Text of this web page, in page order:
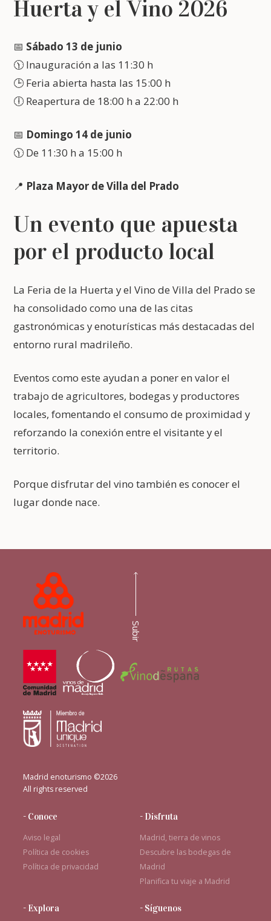
Huerta y el Vino 2026
📅 Sábado 13 de junio
🕦 Inauguración a las 11:30 h
🕒 Feria abierta hasta las 15:00 h
🕕 Reapertura de 18:00 h a 22:00 h
📅 Domingo 14 de junio
🕦 De 11:30 h a 15:00 h
📍 Plaza Mayor de Villa del Prado
Un evento que apuesta
por el producto local
La Feria de la Huerta y el Vino de Villa del Prado se
ha consolidado como una de las citas
gastronómicas y enoturísticas más destacadas del
entorno rural madrileño.
Eventos como este ayudan a poner en valor el
trabajo de agricultores, bodegas y productores
locales, fomentando el consumo de proximidad y
reforzando la conexión entre el visitante y el
territorio.
Porque disfrutar del vino también es conocer el
lugar donde nace.
Madrid enoturismo ©2026
All rights reserved
- Conoce
Aviso legal
Política de cookies
Política de privacidad
- Disfruta
Madrid, tierra de vinos
Descubre las bodegas de
Madrid
Planifica tu viaje a Madrid
- Explora - Síguenos
Subir